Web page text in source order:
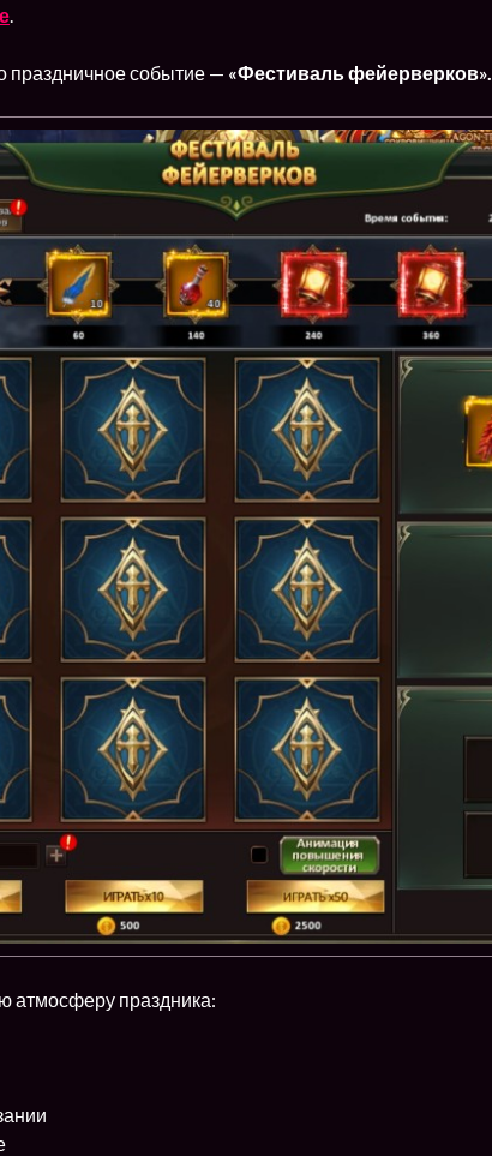
.
праздничное событие — «Фестиваль фейерверков».
атмосферу праздника: